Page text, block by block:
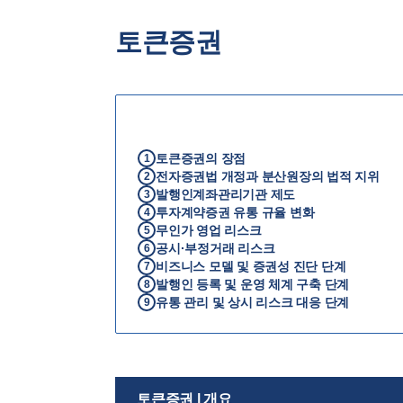
토큰증권
1 토큰증권의 장점
2 전자증권법 개정과 분산원장의 법적 지위
3 발행인계좌관리기관 제도
4 투자계약증권 유통 규율 변화
5 무인가 영업 리스크
6 공시·부정거래 리스크
7 비즈니스 모델 및 증권성 진단 단계
8 발행인 등록 및 운영 체계 구축 단계
9 유통 관리 및 상시 리스크 대응 단계
토큰증권 | 개요